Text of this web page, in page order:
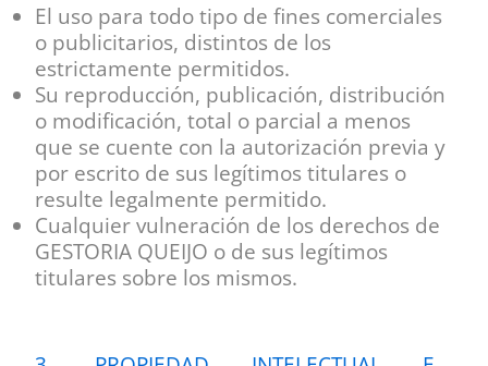
El uso para todo tipo de fines comerciales
o publicitarios, distintos de los
estrictamente permitidos.
Su reproducción, publicación, distribución
o modificación, total o parcial a menos
que se cuente con la autorización previa y
por escrito de sus legítimos titulares o
resulte legalmente permitido.
Cualquier vulneración de los derechos de
GESTORIA QUEIJO o de sus legítimos
titulares sobre los mismos.